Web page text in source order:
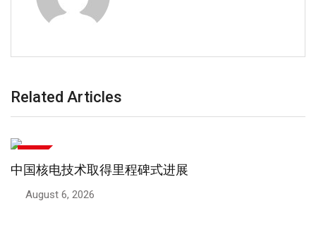
Related Articles
中国核电技术取得里程碑式进展
August 6, 2026